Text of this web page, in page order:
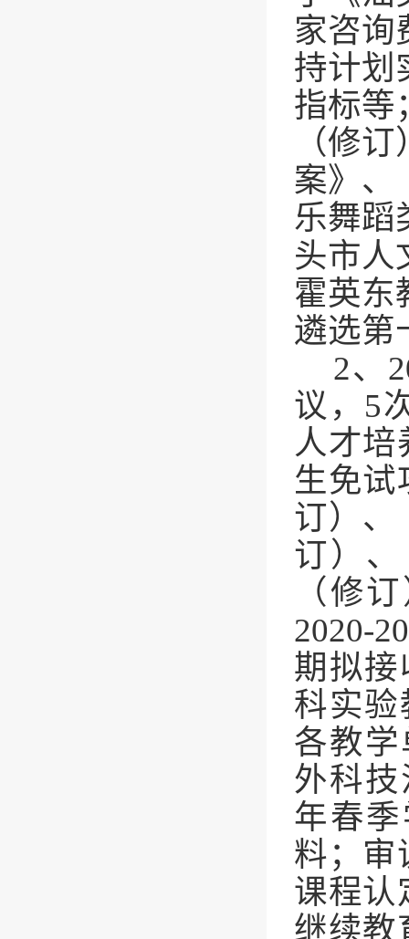
家咨询
持计划
指标等
（修
案》、
乐舞蹈
头市人
霍英东
遴选第
2、
议， 5
人才
生免试
订）、
订）
（修
2020-
期拟
科实
各教
外科
年春
料；审
课程认
继续教